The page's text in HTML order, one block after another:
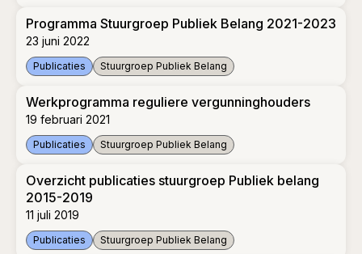
Programma Stuurgroep Publiek Belang 2021-2023
23 juni 2022
Publicaties Stuurgroep Publiek Belang
Werkprogramma reguliere vergunninghouders
19 februari 2021
Publicaties Stuurgroep Publiek Belang
Overzicht publicaties stuurgroep Publiek belang
2015-2019
11 juli 2019
Publicaties Stuurgroep Publiek Belang